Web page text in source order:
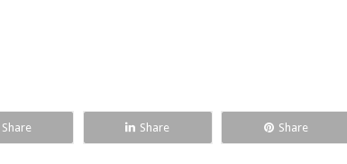
Share Share Share